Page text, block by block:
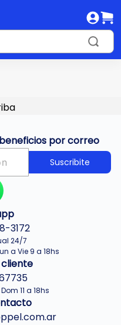
por correo
Suscribite
3172
24/7
a Vie 9 a 18hs
11 a 18hs